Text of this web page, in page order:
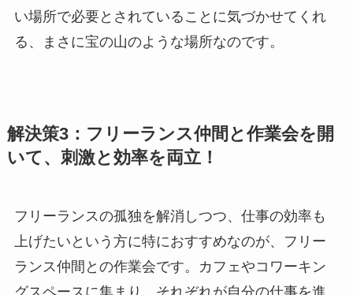
い場所で必要とされていることに気づかせてくれ
る、まさに宝の山のような場所なのです。
解決策3：フリーランス仲間と作業会を開
いて、刺激と効率を両立！
フリーランスの孤独を解消しつつ、仕事の効率も
上げたいという方に特におすすめなのが、フリー
ランス仲間との作業会です。カフェやコワーキン
グスペースに集まり、それぞれが自分の仕事を進